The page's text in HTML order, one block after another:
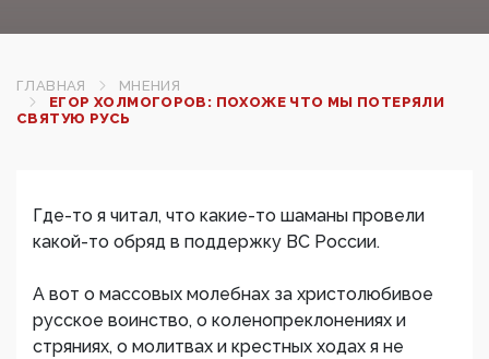
ГЛАВНАЯ
МНЕНИЯ
ЕГОР ХОЛМОГОРОВ: ПОХОЖЕ ЧТО МЫ ПОТЕРЯЛИ
СВЯТУЮ РУСЬ
Где-то я читал, что какие-то шаманы провели
какой-то обряд в поддержку ВС России.
А вот о массовых молебнах за христолюбивое
русское воинство, о коленопреклонениях и
стряниях, о молитвах и крестных ходах я не